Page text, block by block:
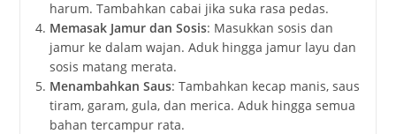
harum. Tambahkan cabai jika suka rasa pedas.
Memasak Jamur dan Sosis: Masukkan sosis dan
jamur ke dalam wajan. Aduk hingga jamur layu dan
sosis matang merata.
Menambahkan Saus: Tambahkan kecap manis, saus
tiram, garam, gula, dan merica. Aduk hingga semua
bahan tercampur rata.